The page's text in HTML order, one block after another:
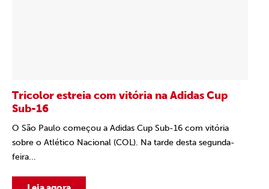
Tricolor estreia com vitória na Adidas Cup
Sub-16
O São Paulo começou a Adidas Cup Sub-16 com vitória
sobre o Atlético Nacional (COL). Na tarde desta segunda-
feira...